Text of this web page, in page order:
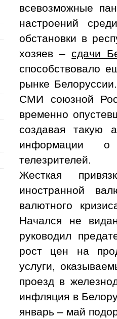
всевозможные
настроений
обстановки в
хозяев –сдачи
способствовало
рынке
СМИ союзной
временно
создавая такую
информации о
телезрителей.
Жесткая
иностранной
валютного
Начался не
руководил
рост цен на
услуги,
проезд в
инфляция в
январь – май